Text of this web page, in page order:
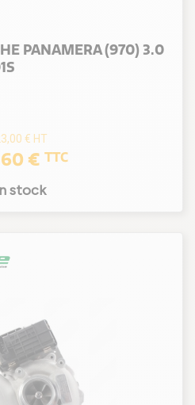
PANAMERA (970) 3.0
€ HT
€ TTC
stock